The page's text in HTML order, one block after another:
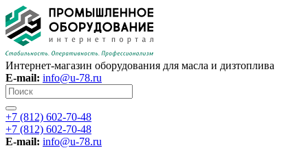
Интернет-магазин оборудования для масла и дизтоплива
E-mail: info@u-78.ru
+7 (812) 602-70-48
+7 (812) 602-70-48
E-mail: info@u-78.ru